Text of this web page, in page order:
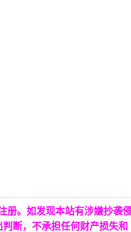
册。如发现本站有涉嫌抄袭
断，不承担任何财产损失和